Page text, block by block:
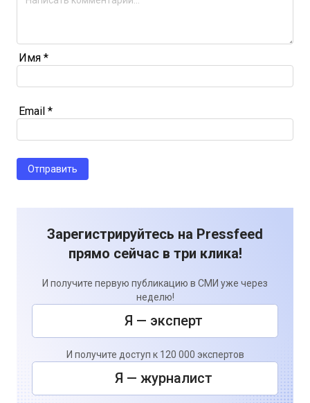
Имя *
Email *
Зарегистрируйтесь на Pressfeed
прямо сейчас в три клика!
И получите первую публикацию в СМИ уже через
неделю!
Я — эксперт
И получите доступ к 120 000 экспертов
Я — журналист